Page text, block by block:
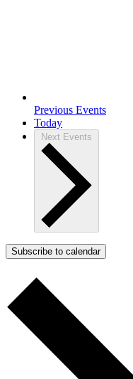
Previous Events
Today
Next Events
Subscribe to calendar